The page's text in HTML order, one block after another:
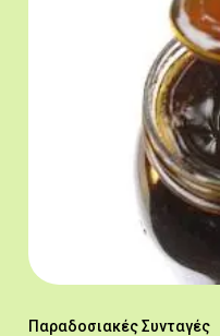
Παραδοσιακές Συνταγές